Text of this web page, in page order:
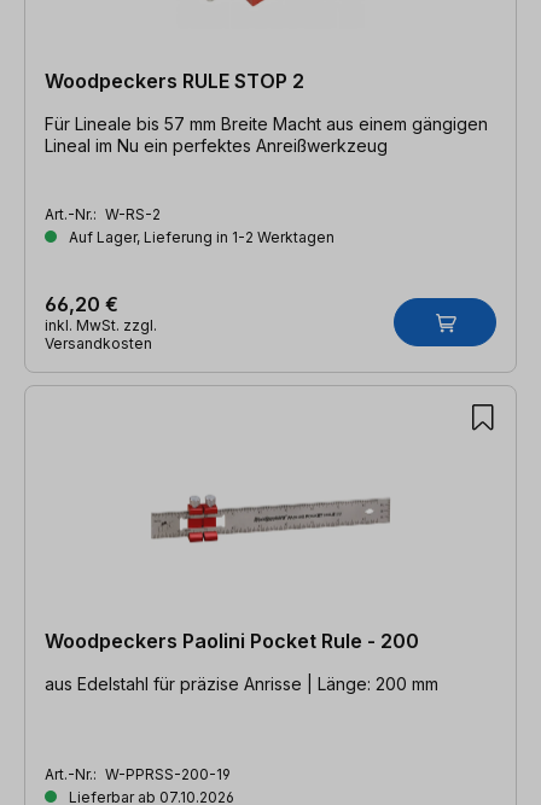
Woodpeckers RULE STOP 2
Für Lineale bis 57 mm Breite Macht aus einem gängigen
Lineal im Nu ein perfektes Anreißwerkzeug
Art.-Nr.: W-RS-2
Auf Lager, Lieferung in 1-2 Werktagen
66,20 €
inkl. MwSt. zzgl.
Versandkosten
Woodpeckers Paolini Pocket Rule - 200
aus Edelstahl für präzise Anrisse | Länge: 200 mm
Art.-Nr.: W-PPRSS-200-19
Lieferbar ab 07.10.2026